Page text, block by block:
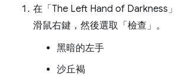
在「The Left Hand of Darkness」
滑鼠右鍵，然後選取「檢查」 。
黑暗的左手
沙丘褐